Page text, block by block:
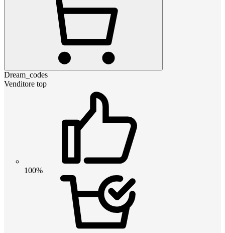
Dream_codes
Venditore top
100%